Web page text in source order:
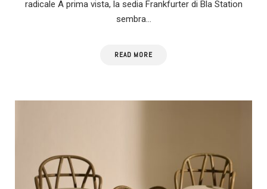
radicale A prima vista, la sedia Frankfurter di Bla Station
sembra…
READ MORE